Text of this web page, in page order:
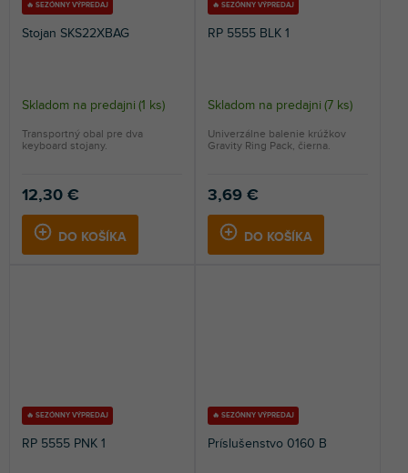
🔥 SEZÓNNY VÝPREDAJ
Stojan SKS22XBAG
Skladom na predajni (1 ks)
12,30 €
DO KOŠÍKA
Transportný obal pre dva
keyboard stojany.
🔥 SEZÓNNY VÝPREDAJ
RP 5555 BLK 1
Skladom na predajni (7 ks)
3,69 €
DO KOŠÍKA
Univerzálne balenie krúžkov
Gravity Ring Pack, čierna.
🔥 SEZÓNNY VÝPREDAJ
RP 5555 PNK 1
🔥 SEZÓNNY VÝPREDAJ
Príslušenstvo 0160 B